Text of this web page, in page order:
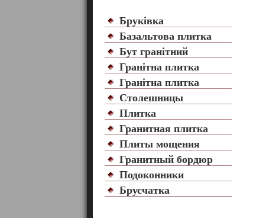
Бруківка
Базальтова плитка
Бут гранітний
Гранітна плитка
Гранітна плитка
Столешницы
Плитка
Гранитная плитка
Плиты мощения
Гранитный бордюр
Подоконники
Брусчатка